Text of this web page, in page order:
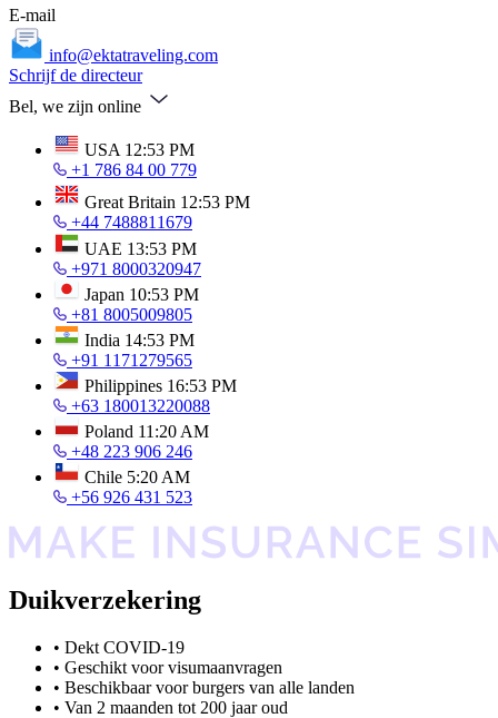
E-mail
info@ektatraveling.com
Schrijf de directeur
Bel, we zijn online
USA 12:53 PM
+1 786 84 00 779
Great Britain 12:53 PM
+44 7488811679
UAE 13:53 PM
+971 8000320947
Japan 10:53 PM
+81 8005009805
India 14:53 PM
+91 1171279565
Philippines 16:53 PM
+63 180013220088
Poland 11:20 AM
+48 223 906 246
Chile 5:20 AM
+56 926 431 523
Duikverzekering
• Dekt COVID-19
• Geschikt voor visumaanvragen
• Beschikbaar voor burgers van alle landen
• Van 2 maanden tot 200 jaar oud